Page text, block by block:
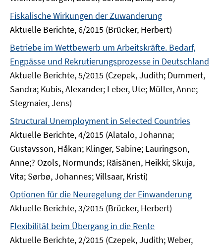
Fiskalische Wirkungen der Zuwanderung
Aktuelle Berichte, 6/2015 (Brücker, Herbert)
Betriebe im Wettbewerb um Arbeitskräfte. Bedarf,
Engpässe und Rekrutierungsprozesse in Deutschland
Aktuelle Berichte, 5/2015 (Czepek, Judith; Dummert,
Sandra; Kubis, Alexander; Leber, Ute; Müller, Anne;
Stegmaier, Jens)
Structural Unemployment in Selected Countries
Aktuelle Berichte, 4/2015 (Alatalo, Johanna;
Gustavsson, Håkan; Klinger, Sabine; Lauringson,
Anne;? Ozols, Normunds; Räisänen, Heikki; Skuja,
Vita; Sørbø, Johannes; Villsaar, Kristi)
Optionen für die Neuregelung der Einwanderung
Aktuelle Berichte, 3/2015 (Brücker, Herbert)
Flexibilität beim Übergang in die Rente
Aktuelle Berichte, 2/2015 (Czepek, Judith; Weber,